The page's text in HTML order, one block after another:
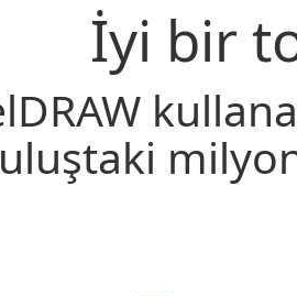
İyi bir